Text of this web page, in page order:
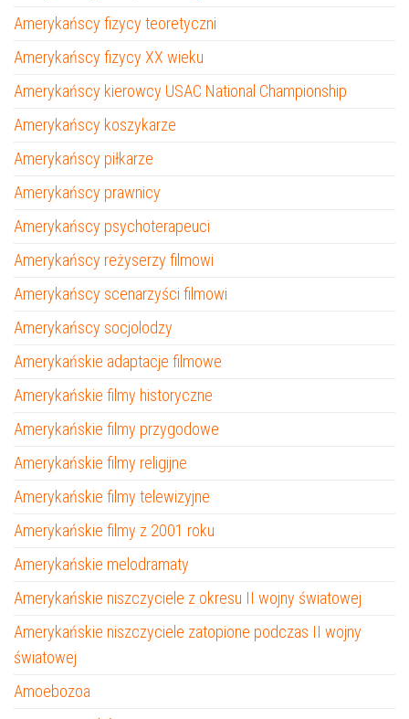
Amerykańscy fizycy teoretyczni
Amerykańscy fizycy XX wieku
Amerykańscy kierowcy USAC National Championship
Amerykańscy koszykarze
Amerykańscy piłkarze
Amerykańscy prawnicy
Amerykańscy psychoterapeuci
Amerykańscy reżyserzy filmowi
Amerykańscy scenarzyści filmowi
Amerykańscy socjolodzy
Amerykańskie adaptacje filmowe
Amerykańskie filmy historyczne
Amerykańskie filmy przygodowe
Amerykańskie filmy religijne
Amerykańskie filmy telewizyjne
Amerykańskie filmy z 2001 roku
Amerykańskie melodramaty
Amerykańskie niszczyciele z okresu II wojny światowej
Amerykańskie niszczyciele zatopione podczas II wojny
światowej
Amoebozoa